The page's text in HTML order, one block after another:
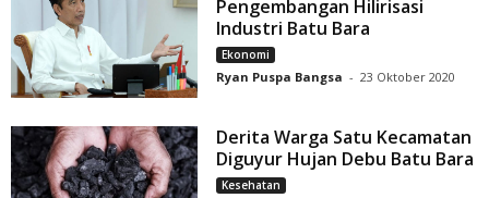
Pengembangan Hilirisasi
Industri Batu Bara
Ekonomi
Ryan Puspa Bangsa - 23 Oktober 2020
Derita Warga Satu Kecamatan
Diguyur Hujan Debu Batu Bara
Kesehatan